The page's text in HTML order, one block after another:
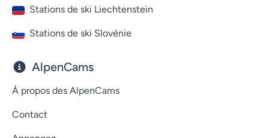
Stations de ski Liechtenstein
Stations de ski Slovénie
AlpenCams
À propos des AlpenCams
Contact